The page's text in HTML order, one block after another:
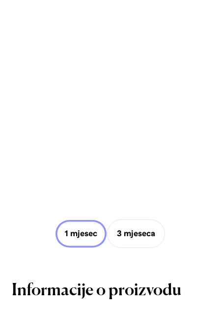
1 mjesec 3 mjeseca
Informacije o proizvodu